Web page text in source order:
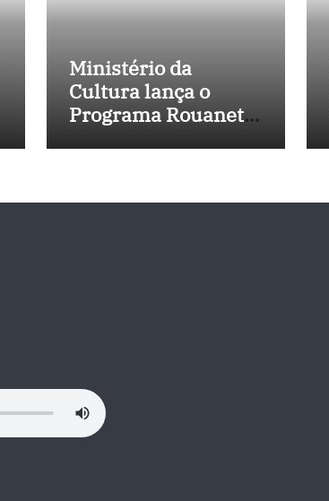
Ministério da
Cultura lança o
Programa Rouanet